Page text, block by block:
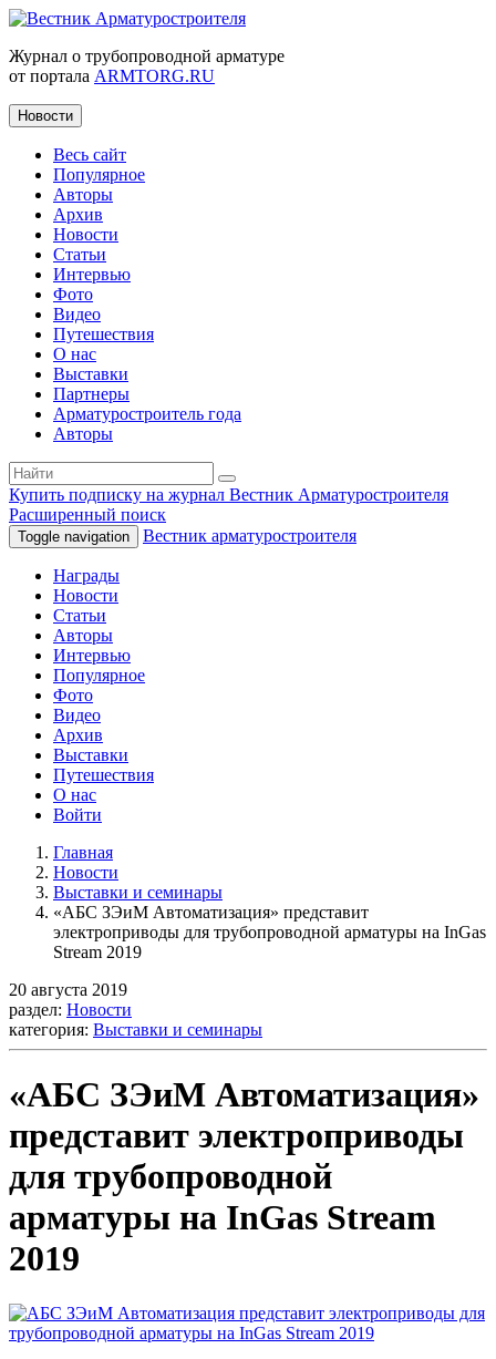
Журнал о трубопроводной арматуре
от портала ARMTORG.RU
Новости
Весь сайт
Популярное
Авторы
Архив
Новости
Статьи
Интервью
Фото
Видео
Путешествия
О нас
Выставки
Партнеры
Арматуростроитель года
Авторы
Купить подписку на журнал Вестник Арматуростроителя
Расширенный поиск
Toggle navigation Вестник арматуростроителя
Награды
Новости
Статьи
Авторы
Интервью
Популярное
Фото
Видео
Архив
Выставки
Путешествия
О нас
Войти
Главная
Новости
Выставки и семинары
«АБС ЗЭиМ Автоматизация» представит
электроприводы для трубопроводной арматуры на InGas
Stream 2019
20 августа 2019
раздел: Новости
категория: Выставки и семинары
«АБС ЗЭиМ Автоматизация»
представит электроприводы
для трубопроводной
арматуры на InGas Stream
2019